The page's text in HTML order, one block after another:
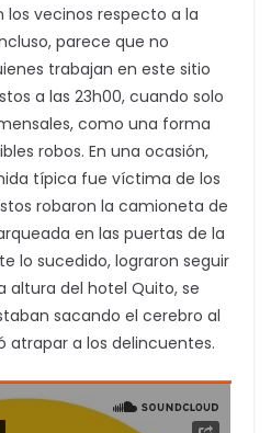
vecinos respecto a la
parece que no
trabajan en este sitio
a las 23h00, cuando solo
como una forma
robos. En una ocasión,
típica fue víctima de los
robaron la camioneta de
en las puertas de la
lo sucedido, lograron seguir
altura del hotel Quito, se
sacando el cerebro al
atrapar a los delincuentes.